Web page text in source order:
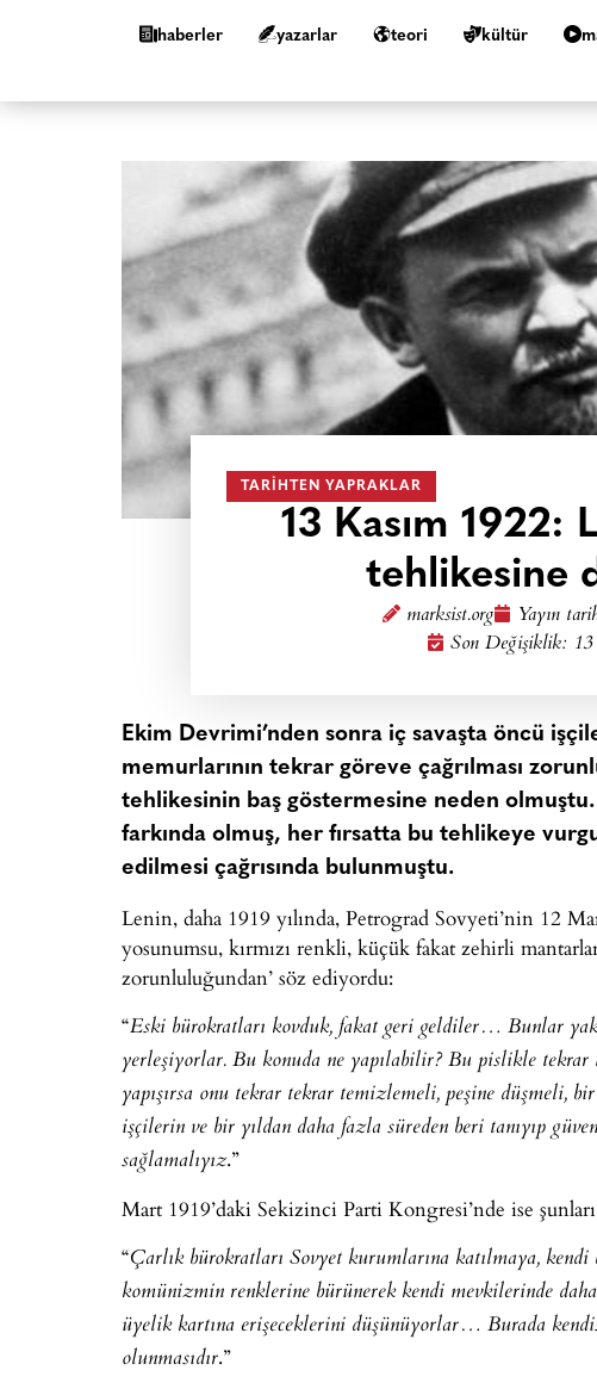
haberler yazarlar teori kültür
TARIHTEN YAPRAKLAR
13 Kasım 1922:
tehlikesine
marksist.org Yayın
Son Değişiklik: 13
Ekim Devrimi’nden sonra iç savaşta öncü
memurlarının tekrar göreve çağrılması
tehlikesinin baş göstermesine neden
farkında olmuş, her fırsatta bu tehlikeye
edilmesi çağrısında bulunmuştu.
Lenin, daha 1919 yılında, Petrograd Sovyeti’nin 12
yosunumsu, kırmızı renkli, küçük fakat zehirli
zorunluluğundan’ söz ediyordu:
“Eski bürokratları kovduk, fakat geri geldiler… Bunlar
yerleşiyorlar. Bu konuda ne yapılabilir? Bu pislikle
yapışırsa onu tekrar tekrar temizlemeli, peşine düşmeli,
işçilerin ve bir yıldan daha fazla süreden beri tanıyıp
sağlamalıyız.”
Mart 1919’daki Sekizinci Parti Kongresi’nde ise
“Çarlık bürokratları Sovyet kurumlarına katılmaya,
komünizmin renklerine bürünerek kendi mevkilerinde
üyelik kartına erişeceklerini düşünüyorlar… Burada
olunmasıdır.”